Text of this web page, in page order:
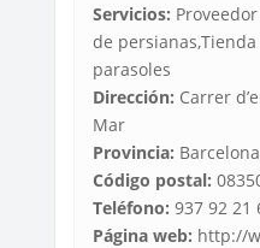
Servicios:
de
parasoles
Dirección: Carrer
Mar
Provincia: Barcelona
Código postal:
Teléfono: 937 92 21
Página web: http://